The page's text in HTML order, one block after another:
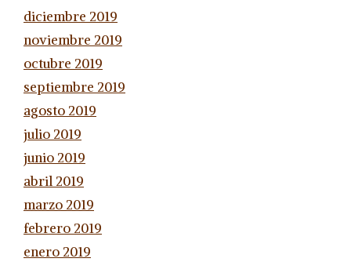
diciembre 2019
noviembre 2019
octubre 2019
septiembre 2019
agosto 2019
julio 2019
junio 2019
abril 2019
marzo 2019
febrero 2019
enero 2019